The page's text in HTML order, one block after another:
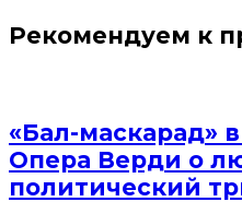
Рекомендуем к
«Бал-маскарад»
Опера Верди о
политический